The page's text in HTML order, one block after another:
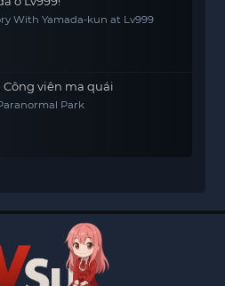
With Yamada-kun at Lv999
Công viên ma quái
Park